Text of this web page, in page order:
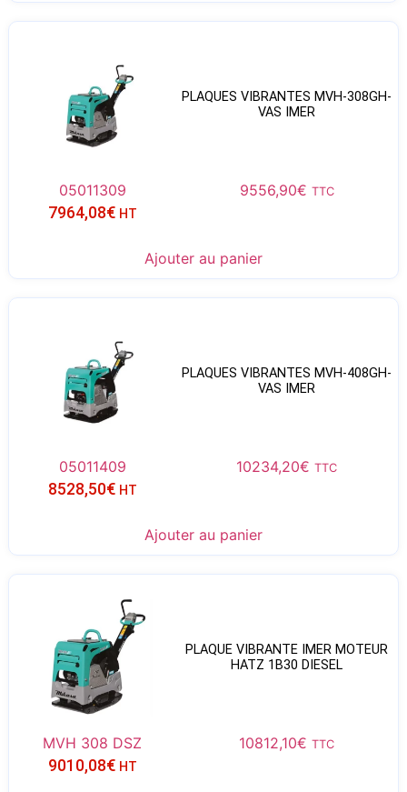
PLAQUES VIBRANTES MVH-308GH-
VAS IMER
05011309 9556,90€ TTC
7964,08€ HT
Ajouter au panier
PLAQUES VIBRANTES MVH-408GH-
VAS IMER
05011409 10234,20€ TTC
8528,50€ HT
Ajouter au panier
PLAQUE VIBRANTE IMER MOTEUR
HATZ 1B30 DIESEL
MVH 308 DSZ 10812,10€ TTC
9010,08€ HT